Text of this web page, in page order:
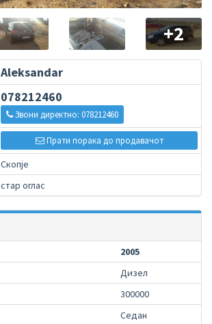
+2
Aleksandar
078212460
Звони директно: 078212460
Прати порака до продавачот
Скопје
стар оглас
2005
Дизел
300000
Седан